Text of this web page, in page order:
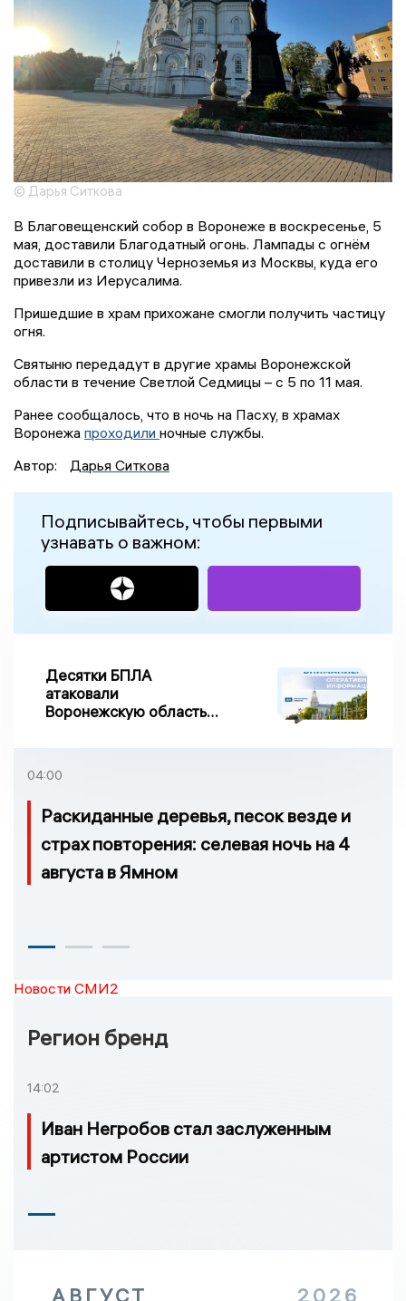
© Дарья Ситкова
В Благовещенский собор в Воронеже в воскресенье, 5
мая, доставили Благодатный огонь. Лампады с огнём
доставили в столицу Черноземья из Москвы, куда его
привезли из Иерусалима.
Пришедшие в храм прихожане смогли получить частицу
огня.
Святыню передадут в другие храмы Воронежской
области в течение Светлой Седмицы – с 5 по 11 мая.
Ранее сообщалось, что в ночь на Пасху, в храмах
Воронежа проходили ночные службы.
Автор:
Дарья Ситкова
Подписывайтесь, чтобы первыми
узнавать о важном:
Десятки БПЛА
атаковали
Воронежскую область
04:00
Раскиданные деревья, песок везде и
страх повторения: селевая ночь на 4
августа в Ямном
Новости СМИ2
Регион бренд
14:02
Иван Негробов стал заслуженным
артистом России
АВГУСТ 2026